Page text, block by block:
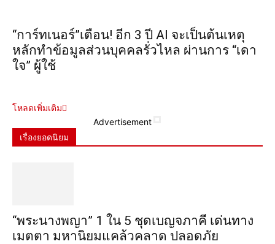
“การ์ทเนอร์”เตือน! อีก 3 ปี AI จะเป็นต้นเหตุ
หลักทำข้อมูลส่วนบุคคลรั่วไหล ผ่านการ “เดา
ใจ” ผู้ใช้
โหลดเพิ่มเติม
Advertisement
เรื่องยอดนิยม
“พระ​นาง​พญา” 1 ใน 5​ ชุดเบญจ​ภาคี​ เด่นทาง
เมตตา​ มหา​นิยม​แคล้วคลาด​ ปลอดภัย​